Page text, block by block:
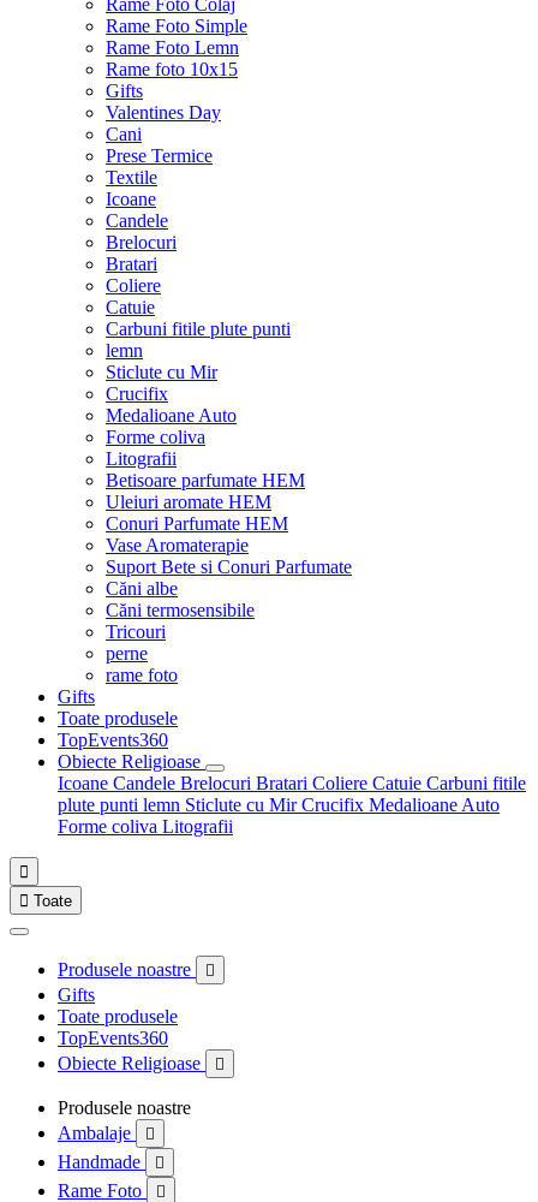
Rame Foto Colaj
Rame Foto Simple
Rame Foto Lemn
Rame foto 10x15
Gifts
Valentines Day
Cani
Prese Termice
Textile
Icoane
Candele
Brelocuri
Bratari
Coliere
Catuie
Carbuni fitile plute punti
lemn
Sticlute cu Mir
Crucifix
Medalioane Auto
Forme coliva
Litografii
Betisoare parfumate HEM
Uleiuri aromate HEM
Conuri Parfumate HEM
Vase Aromaterapie
Suport Bete si Conuri Parfumate
Căni albe
Căni termosensibile
Tricouri
perne
rame foto
Gifts
Toate produsele
TopEvents360
Obiecte Religioase
Icoane Candele Brelocuri Bratari Coliere Catuie Carbuni fitile
plute punti lemn Sticlute cu MirCrucifix Medalioane Auto
Forme coliva Litografii

 Toate
Produsele noastre 
Gifts
Toate produsele
TopEvents360
Obiecte Religioase

Produsele noastre
Ambalaje

Handmade 
Rame Foto 